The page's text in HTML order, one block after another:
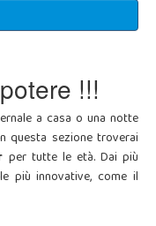
!!!
a casa o una notte
questa sezione troverai
per tutte le età. Dai più
più innovative, come il